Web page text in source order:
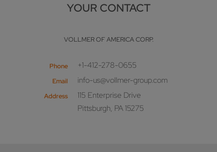
YOUR CONTACT
VOLLMER OF AMERICA CORP.
Phone +1-412-278-0655
Email info-us@vollmer-group.com
Address
115 Enterprise Drive
Pittsburgh, PA 15275